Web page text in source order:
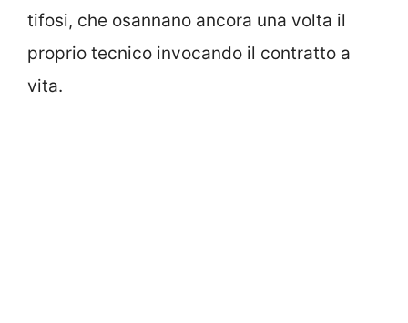
tifosi, che osannano ancora una volta il
proprio tecnico invocando il contratto a
vita.